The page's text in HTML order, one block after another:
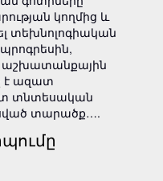
կողմից և
տեխնոլոգիական
աշխատանքային
է ազատ
տնտեսական
տարածք….